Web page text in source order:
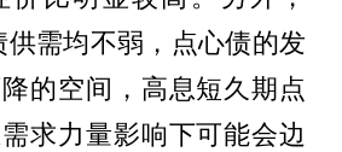
需均不弱，点心债的发
的空间，高息短久期点
求力量影响下可能会边